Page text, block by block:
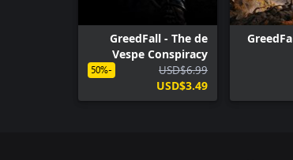
GreedFall - The de
Vespe Conspiracy
USD$6.99
USD$3.49
-50%